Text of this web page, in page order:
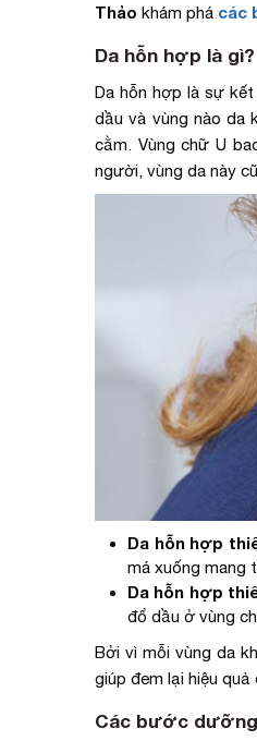
Thảo khám phá các
Da hỗn hợp là gì?
Da hỗn hợp là sự
dầu và vùng nào da
cằm. Vùng chữ U
người, vùng da này
Da hỗn hợp
má xuống mang
Da hỗn hợp
đổ dầu ở vùng
Bởi vì mỗi vùng da
giúp đem lại hiệu
Các bước